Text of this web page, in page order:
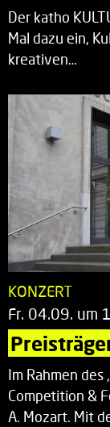
Der katho
Mal dazu ein,
kreativen…
KONZERT
Fr. 04.09. um
Im Rahmen
Competition &
A. Mozart. Mit